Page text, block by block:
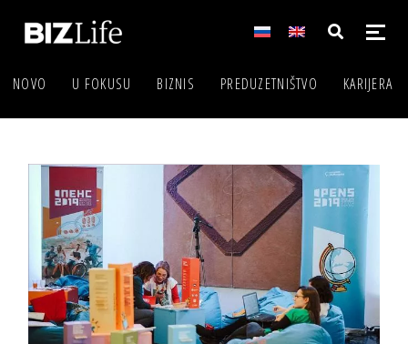
NOVO U FOKUSU BIZNIS PREDUZETNIŠTVO KARIJERA